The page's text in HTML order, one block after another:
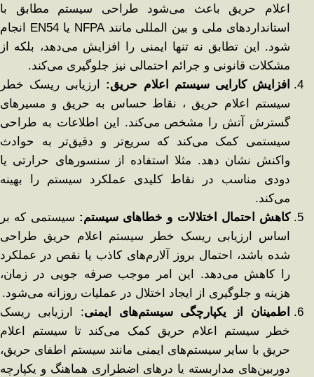
اعلام حریق باعث می‌شود طراحی سیستم مطابق با
استانداردهای ملی و بین ‌المللی مانند NFPA یا EN54 انجام
شود. این تطابق نه تنها ایمنی را افزایش می‌دهد، بلکه از
مشکلات قانونی و جرائم احتمالی نیز جلوگیری می‌کند.
افزایش کارایی سیستم اعلام حریق: ارزیابی ریسک خطر
سیستم اعلام حریق ، نقاط حساس به حریق و مسیرهای
گسترش آتش را مشخص می‌کند. این اطلاعات به طراحی
سیستمی کمک می‌کند که سریع‌تر و دقیق‌تر به حوادث
واکنش نشان دهد. مثلا استفاده از سنسورهای حرارتی یا
دودی مناسب در نقاط کلیدی عملکرد سیستم را بهینه
می‌کند.
کاهش احتمال اختلالات و خطاهای سیستم: سیستمی که بر
اساس ارزیابی ریسک خطر سیستم اعلام حریق طراحی
شده باشد، احتمال بروز آلارم‌های کاذب یا نقص در عملکرد
را کاهش می‌دهد. این امر موجب صرفه‌ جویی در زمان،
هزینه و جلوگیری از ایجاد اختلال در عملیات روزانه می‌شود.
اطمینان از یکپارچگی سیستم‌های ایمنی: ارزیابی ریسک
خطر سیستم اعلام حریق کمک می‌کند تا سیستم اعلام
حریق با سایر سیستم‌های ایمنی مانند سیستم اطفای حریق،
دوربین‌های مداربسته یا درهای اضطراری هماهنگ و یکپارچه